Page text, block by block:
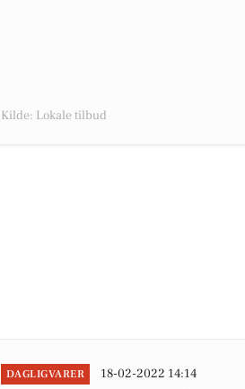
Kilde: Lokale tilbud
DAGLIGVARER 18-02-2022 14:14